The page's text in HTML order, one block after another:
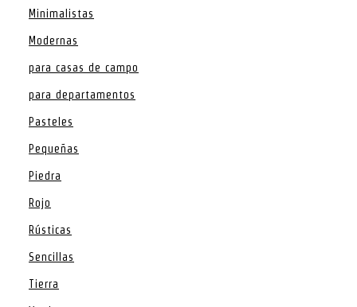
Minimalistas
Modernas
para casas de campo
para departamentos
Pasteles
Pequeñas
Piedra
Rojo
Rústicas
Sencillas
Tierra